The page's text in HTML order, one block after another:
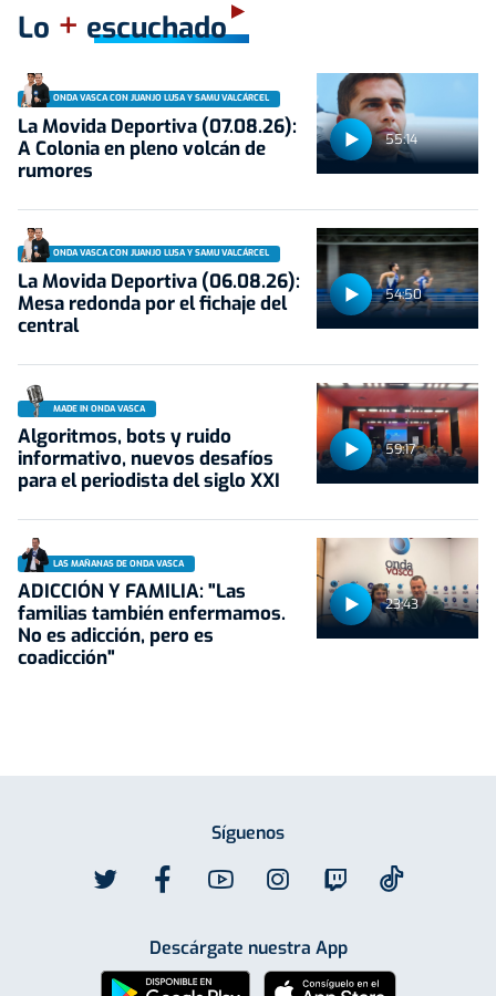
Lo + escuchado
55:14
ONDA VASCA CON JUANJO LUSA Y SAMU VALCÁRCEL
La Movida Deportiva (07.08.26):
A Colonia en pleno volcán de
rumores
54:50
ONDA VASCA CON JUANJO LUSA Y SAMU VALCÁRCEL
La Movida Deportiva (06.08.26):
Mesa redonda por el fichaje del
central
59:17
MADE IN ONDA VASCA
Algoritmos, bots y ruido
informativo, nuevos desafíos
para el periodista del siglo XXI
23:43
LAS MAÑANAS DE ONDA VASCA
ADICCIÓN Y FAMILIA: "Las
familias también enfermamos.
No es adicción, pero es
coadicción"
Síguenos
Descárgate nuestra App